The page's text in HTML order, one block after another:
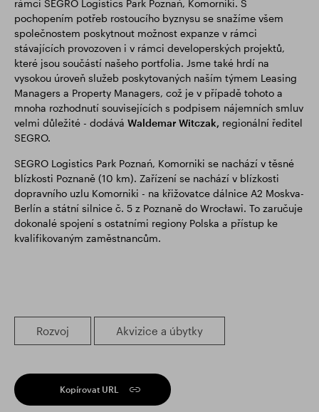
rámci SEGRO Logistics Park Poznań, Komorniki. S
pochopením potřeb rostoucího byznysu se snažíme všem
společnostem poskytnout možnost expanze v rámci
stávajících provozoven i v rámci developerských projektů,
které jsou součástí našeho portfolia. Jsme také hrdí na
vysokou úroveň služeb poskytovaných naším týmem Leasing
Managers a Property Managers, což je v případě tohoto a
mnoha rozhodnutí souvisejících s podpisem nájemních smluv
velmi důležité - dodává Waldemar Witczak, regionální ředitel
SEGRO.
SEGRO Logistics Park Poznań, Komorniki se nachází v těsné
blízkosti Poznaně (10 km). Zařízení se nachází v blízkosti
dopravního uzlu Komorniki - na křižovatce dálnice A2 Moskva-
Berlín a státní silnice č. 5 z Poznaně do Wrocławi. To zaručuje
dokonalé spojení s ostatními regiony Polska a přístup ke
kvalifikovaným zaměstnancům.
Rozvoj Akvizice a úbytky
Kopírovat URL